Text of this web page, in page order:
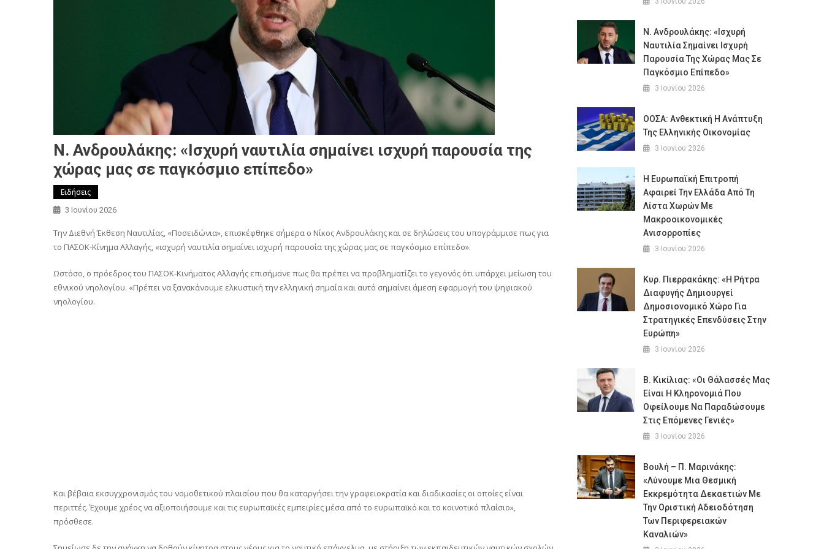
Ν. Ανδρουλάκης: «Ισχυρή ναυτιλία σημαίνει ισχυρή παρουσία της
χώρας μας σε παγκόσμιο επίπεδο»
Ειδήσεις
3 Ιουνίου 2026
Την Διεθνή Έκθεση Ναυτιλίας, «Ποσειδώνια», επισκέφθηκε σήμερα ο Νίκος Ανδρουλάκης και σε δηλώσεις του υπογράμμισε πως για
το ΠΑΣΟΚ-Κίνημα Αλλαγής, «ισχυρή ναυτιλία σημαίνει ισχυρή παρουσία της χώρας μας σε παγκόσμιο επίπεδο».
Ωστόσο, ο πρόεδρος του ΠΑΣΟΚ-Κινήματος Αλλαγής επισήμανε πως θα πρέπει να προβληματίζει το γεγονός ότι υπάρχει μείωση του
εθνικού νηολογίου. «Πρέπει να ξανακάνουμε ελκυστική την ελληνική σημαία και αυτό σημαίνει άμεση εφαρμογή του ψηφιακού
νηολογίου.
Και βέβαια εκσυγχρονισμός του νομοθετικού πλαισίου που θα καταργήσει την γραφειοκρατία και διαδικασίες οι οποίες είναι
περιττές. Έχουμε χρέος να αξιοποιήσουμε και τις ευρωπαϊκές εμπειρίες μέσα από το ευρωπαϊκό και το κοινοτικό πλαίσιο»,
πρόσθεσε.
Ν. Ανδρουλάκης: «Ισχυρή
Ναυτιλία Σημαίνει Ισχυρή
Παρουσία Της Χώρας Μας Σε
Παγκόσμιο Επίπεδο»
3 Ιουνίου 2026
ΟΟΣΑ: Ανθεκτική Η Ανάπτυξη
Της Ελληνικής Οικονομίας
3 Ιουνίου 2026
H Ευρωπαϊκή Επιτροπή
Αφαιρεί Την Ελλάδα Από Τη
Λίστα Χωρών Με
Mακροοικονομικές
Aνισορροπίες
3 Ιουνίου 2026
Κυρ. Πιερρακάκης: «Η Ρήτρα
Διαφυγής Δημιουργεί
Δημοσιονομικό Χώρο Για
Στρατηγικές Επενδύσεις Στην
Ευρώπη»
3 Ιουνίου 2026
Β. Κικίλιας: «Οι Θάλασσές Μας
Είναι Η Κληρονομιά Που
Οφείλουμε Να Παραδώσουμε
Στις Επόμενες Γενιές»
3 Ιουνίου 2026
Βουλή – Π. Μαρινάκης:
«Λύνουμε Μια Θεσμική
Εκκρεμότητα Δεκαετιών Με
Την Οριστική Αδειοδότηση
Των Περιφερειακών
Καναλιών»